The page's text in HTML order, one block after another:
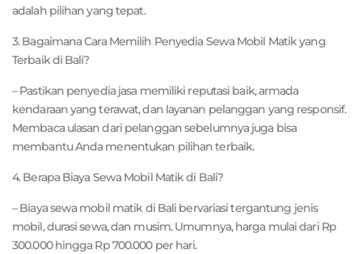
adalah pilihan yang tepat.
3. Bagaimana Cara Memilih Penyedia Sewa Mobil Matik yang
Terbaik di Bali?
– Pastikan penyedia jasa memiliki reputasi baik, armada
kendaraan yang terawat, dan layanan pelanggan yang responsif.
Membaca ulasan dari pelanggan sebelumnya juga bisa
membantu Anda menentukan pilihan terbaik.
4. Berapa Biaya Sewa Mobil Matik di Bali?
– Biaya sewa mobil matik di Bali bervariasi tergantung jenis
mobil, durasi sewa, dan musim. Umumnya, harga mulai dari Rp
300.000 hingga Rp 700.000 per hari.